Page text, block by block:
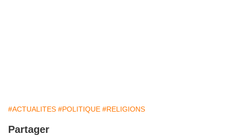
#ACTUALITES #POLITIQUE #RELIGIONS
Partager